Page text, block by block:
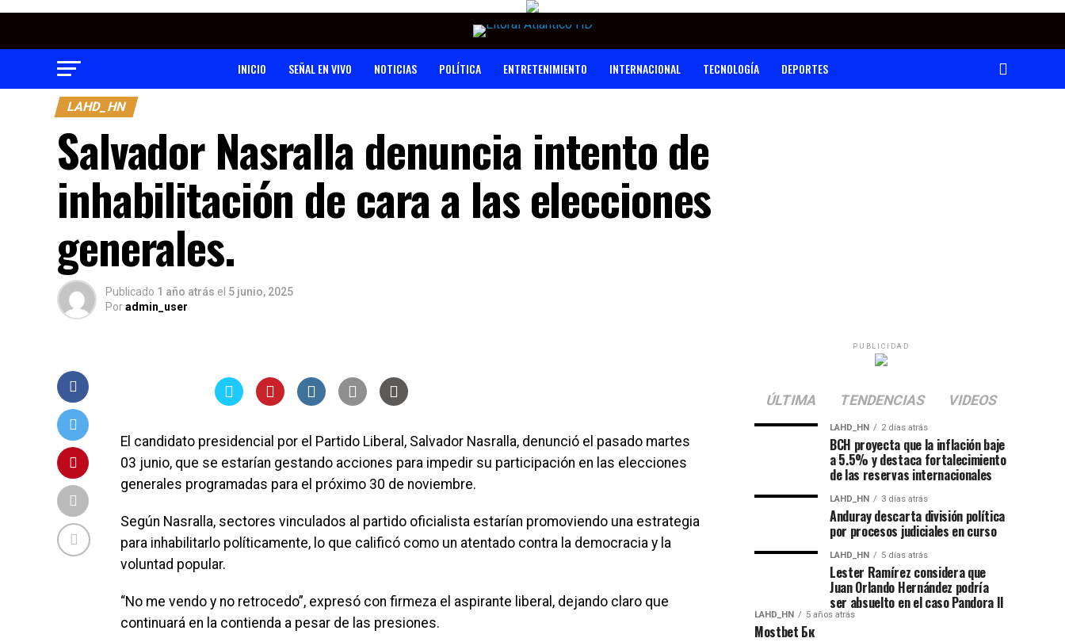
INICIO SEÑAL EN VIVO NOTICIAS POLÍTICA ENTRETENIMIENTO INTERNACIONAL TECNOLOGÍA DEPORTES
LAHD_HN
Salvador Nasralla denuncia intento de
inhabilitación de cara a las elecciones
generales.
Publicado 1 año atrás el 5 junio, 2025
Poradmin_user
El candidato presidencial por el Partido Liberal, Salvador Nasralla, denunció el pasado martes
03 junio, que se estarían gestando acciones para impedir su participación en las elecciones
generales programadas para el próximo 30 de noviembre.
Según Nasralla, sectores vinculados al partido oficialista estarían promoviendo una estrategia
para inhabilitarlo políticamente, lo que calificó como un atentado contra la democracia y la
voluntad popular.
“No me vendo y no retrocedo”, expresó con firmeza el aspirante liberal, dejando claro que
continuará en la contienda a pesar de las presiones.
PUBLICIDAD
ÚLTIMA TENDENCIAS VIDEOS
LAHD_HN 2 días atrás
BCH proyecta que la inflación baje
a 5.5% y destaca fortalecimiento
de las reservas internacionales
LAHD_HN 3 días atrás
Anduray descarta división política
por procesos judiciales en curso
LAHD_HN 5 días atrás
Lester Ramírez considera que
Juan Orlando Hernández podría
ser absuelto en el caso Pandora II
LAHD_HN 5 años atrás
Mostbet Бк